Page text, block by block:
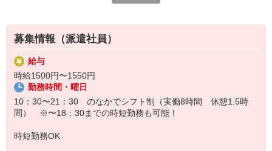
JOURNALSTANDARDL’ESSAGE（ジャーナルスタンダードレサー
ジュ）
基幹ブランド「JOURNALSTANDARD」から派生した自立した大人
の女性向けハイクラスライン。
「SMART＆RELAX」をキーワードに、マニッシュなカッコよさと
肩ひじ張らない女性らしさが共存するスタイルを提案。
【お仕事内容】
レジや商品のお包み、商品の在庫管理、社員様のサポート業務等。
募集情報（派遣社員）
給与
時給1500円〜1550円
勤務時間・曜日
10：30〜21：30 のなかでシフト制（実働8時間 休憩1.5時
間） ※〜18：30までの時短勤務も可能！
時短勤務OK